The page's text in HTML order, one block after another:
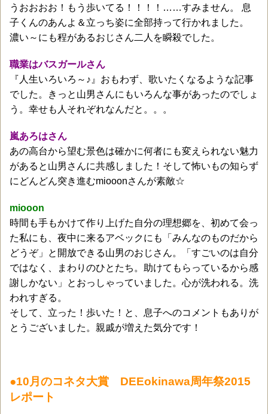
うおおおお！もう歩いてる！！！！……すみません。 息
子くんのあんよ＆立っち姿に全部持って行かれました。
濃い～にも程があるおじさん二人を瞬殺でした。
職業はバスガールさん
『人生いろいろ～♪』おもわず、歌いたくなるような記事
でした。きっと山男さんにもいろんな事があったのでしょ
う。幸せも人それぞれなんだと。。。
嵐あろはさん
あの高台から望む景色は確かに何者にも変えられない魅力
があると山男さんに共感しました！そして怖いもの知らず
にどんどん突き進むmiooonさんが素敵☆
miooon
時間も手もかけて作り上げた自分の理想郷を、初めて会っ
た私にも、夜中に来るアベックにも「みんなのものだから
どうぞ」と開放できる山男のおじさん。「すごいのは自分
ではなく、まわりのひとたち。助けてもらっているから感
謝しかない」とおっしゃっていました。心が洗われる。洗
われすぎる。
そして、立った！歩いた！と、息子へのコメントもありが
とうございました。親戚が増えた気分です！
●10月のコネタ大賞 DEEokinawa周年祭2015
レポート